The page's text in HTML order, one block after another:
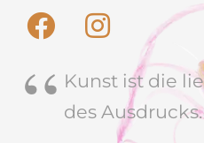
Kunst ist die
des Ausdrucks.